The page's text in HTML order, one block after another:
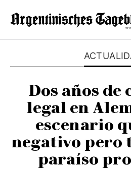
Dos años de
legal en
escenario
negativo pero
paraíso